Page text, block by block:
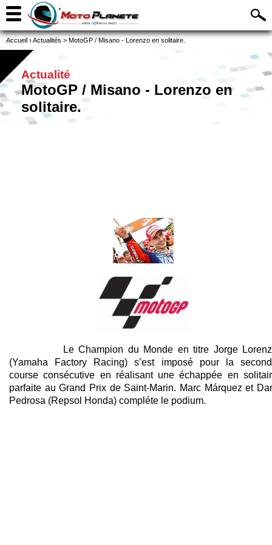
Accueil ›Actualités > MotoGP / Misano - Lorenzo en solitaire.
Actualité
MotoGP / Misano - Lorenzo en
solitaire.
Le Champion du Monde en titre Jorge
(Yamaha Factory Racing) s’est imposé pour la
course consécutive en réalisant une échappée en
parfaite au Grand Prix de Saint-Marin. Marc Márquez et
Pedrosa (Repsol Honda) compléte le podium.